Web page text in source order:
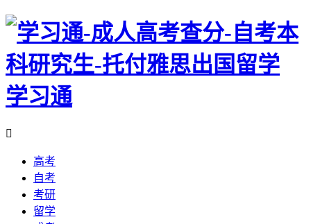
学习通

高考
自考
考研
留学